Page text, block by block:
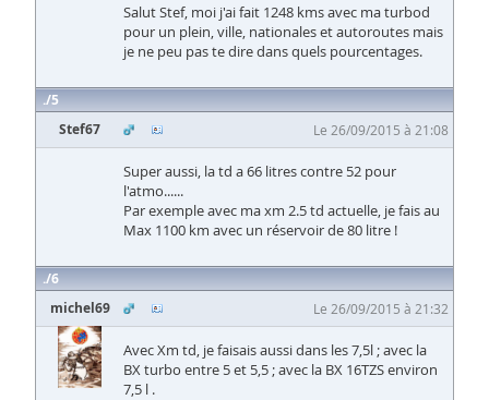
Salut Stef, moi j'ai fait 1248 kms avec ma turbod
pour un plein, ville, nationales et autoroutes mais
je ne peu pas te dire dans quels pourcentages.
5
Stef67
Le 26/09/2015 à 21:08
Super aussi, la td a 66 litres contre 52 pour
l'atmo......
Par exemple avec ma xm 2.5 td actuelle, je fais au
Max 1100 km avec un réservoir de 80 litre !
6
michel69
Le 26/09/2015 à 21:32
Avec Xm td, je faisais aussi dans les 7,5l ; avec la
BX turbo entre 5 et 5,5 ; avec la BX 16TZS environ
7,5 l .